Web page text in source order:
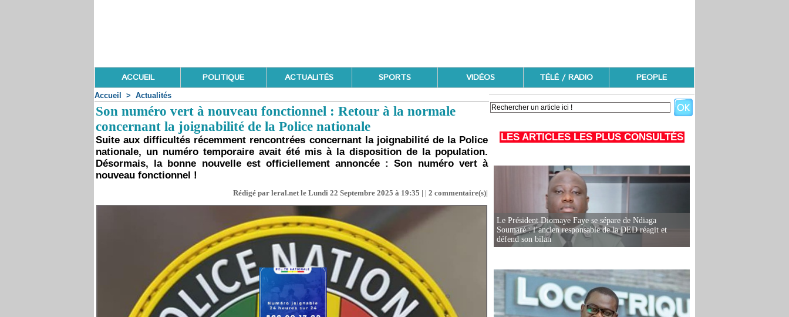
ACCUEIL POLITIQUE ACTUALITÉS SPORTS VIDÉOS TÉLÉ / RADIO PEOPLE
Accueil > Actualités
Son numéro vert à nouveau fonctionnel : Retour à la normale
concernant la joignabilité de la Police nationale
Suite aux difficultés récemment rencontrées concernant la joignabilité de la Police
nationale, un numéro temporaire avait été mis à la disposition de la population.
Désormais, la bonne nouvelle est officiellement annoncée : Son numéro vert à
nouveau fonctionnel !
Rédigé par leral.net le Lundi 22 Septembre 2025 à 19:35 | | 2 commentaire(s)|
LES ARTICLES LES PLUS CONSULTÉS
Le Président Diomaye Faye se sépare de Ndiaga
Soumaré : l’ancien responsable de la DED réagit et
défend son bilan